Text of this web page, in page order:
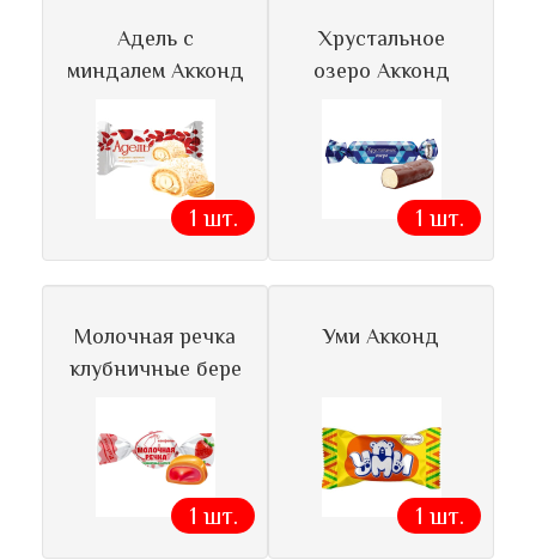
Адель с
миндалем Акконд
1 шт.
Хрустальное
озеро Акконд
1 шт.
Молочная речка
клубничные бере
1 шт.
Уми Акконд
1 шт.